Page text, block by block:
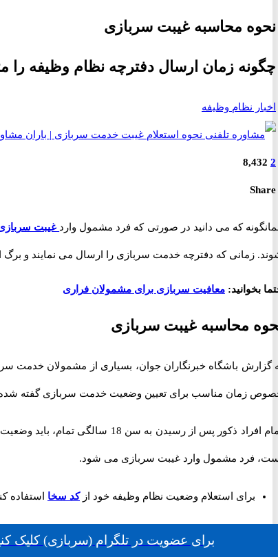
نحوه محاسبه غیبت سربازی
چگونه زمان ارسال دفترچه نظام وظیفه را
اخبار نظام وظیفه
2
8,432
Share
که می دانید در صورتی که فرد مشمول وارد غیبت
زمانی که دفترچه خدمت سربازی را ارسال می نمایند و
بخوانید: معافیت سربازی برای مشمولان فراری
محاسبه غیبت سربازی
گزارش باشگاه خبرنگاران جوان، بسیاری از مشمولان خدمت
زمان مناسب برای تعیین وضعیت خدمت سربازی گفته
تمام افراد ذکور پس از
فرد مشمول وارد غیبت سربازی می شود.
برای استعلام وضعیت نظام وظیفه خود ازکد سخا استفاده
برای عضویت در تلگرام (سربازی) کلیک